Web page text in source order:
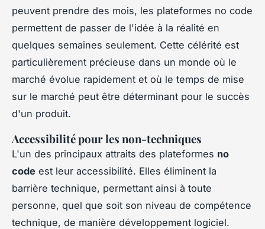
peuvent prendre des mois, les plateformes no code
permettent de passer de l'idée à la réalité en
quelques semaines seulement. Cette célérité est
particulièrement précieuse dans un monde où le
marché évolue rapidement et où le temps de mise
sur le marché peut être déterminant pour le succès
d'un produit.
Accessibilité pour les non-techniques
L'un des principaux attraits des plateformes no
code est leur accessibilité. Elles éliminent la
barrière technique, permettant ainsi à toute
personne, quel que soit son niveau de compétence
technique, de manière développement logiciel.